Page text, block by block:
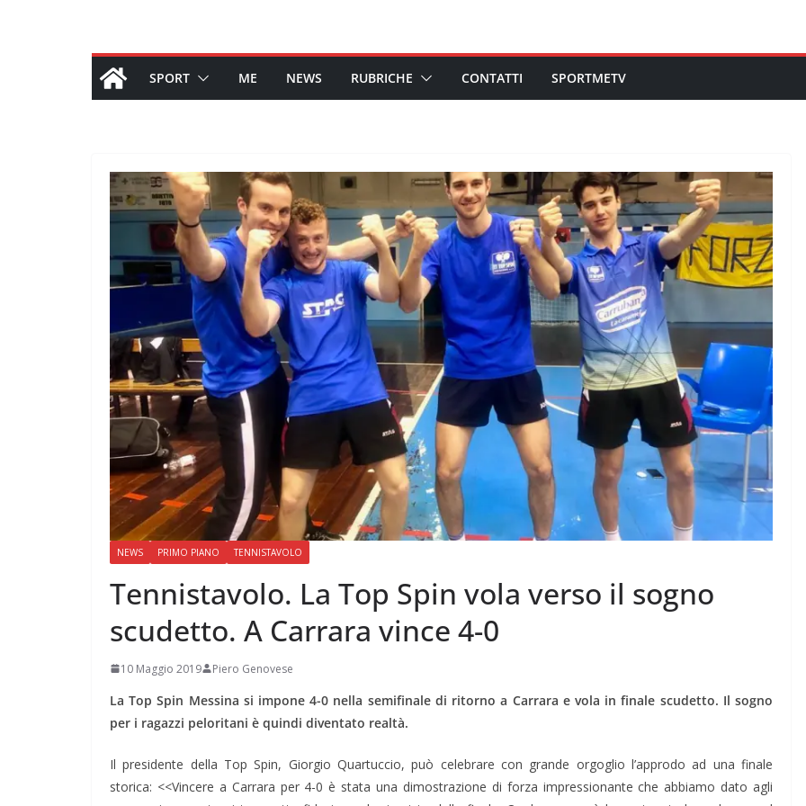
SPORT ME NEWS RUBRICHE CONTATTI SPORTMETV
NEWS PRIMO PIANO TENNISTAVOLO
Tennistavolo. La Top Spin vola verso il sogno
scudetto. A Carrara vince 4-0
10 Maggio 2019 Piero Genovese
La Top Spin Messina si impone 4-0 nella semifinale di ritorno a Carrara e vola in finale scudetto. Il sogno
per i ragazzi peloritani è quindi diventato realtà.
Il presidente della Top Spin, Giorgio Quartuccio, può celebrare con grande orgoglio l’approdo ad una finale
storica: <<Vincere a Carrara per 4-0 è stata una dimostrazione di forza impressionante che abbiamo dato agli